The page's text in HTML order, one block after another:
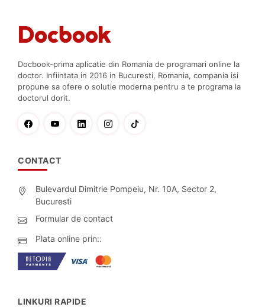
Docbook-prima aplicatie din Romania de programari online la
doctor. Infiintata in 2016 in Bucuresti, Romania, compania isi
propune sa ofere o solutie moderna pentru a te programa la
doctorul dorit.
CONTACT
Bulevardul Dimitrie Pompeiu, Nr. 10A, Sector 2,
Bucuresti
Formular de contact
Plata online prin::
LINKURI RAPIDE